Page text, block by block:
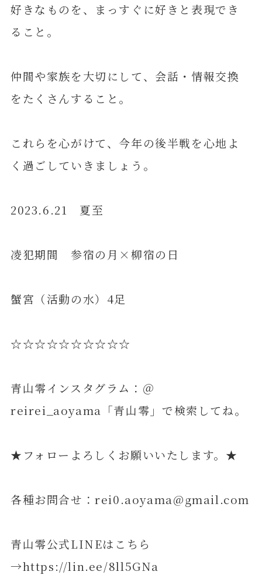
好きなものを、まっすぐに好きと表現でき
ること。
仲間や家族を大切にして、会話・情報交換
をたくさんすること。
これらを心がけて、今年の後半戦を心地よ
く過ごしていきましょう。
2023.6.21 夏至
凌犯期間 参宿の月×柳宿の日
蟹宮（活動の水）4足
☆☆☆☆☆☆☆☆☆☆
青山零インスタグラム：＠
reirei_aoyama「青山零」で検索してね。
★フォローよろしくお願いいたします。★
各種お問合せ：rei0.aoyama@gmail.com
青山零公式LINEはこちら
→https://lin.ee/8ll5GNa